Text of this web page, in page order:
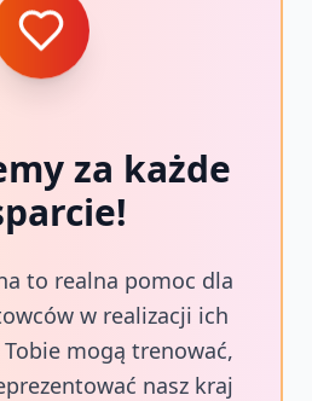
za każde
to realna pomoc dla
w realizacji ich
mogą trenować,
nasz kraj